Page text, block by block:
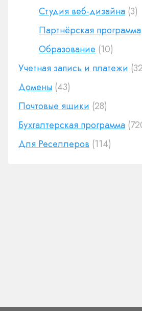
Студия веб-дизайна (3)
Партнёрская программа
Образование (10)
Учетная запись и платежи
Домены (43)
Почтовые ящики (28)
Бухгалтерская программа
Для Реселлеров (114)